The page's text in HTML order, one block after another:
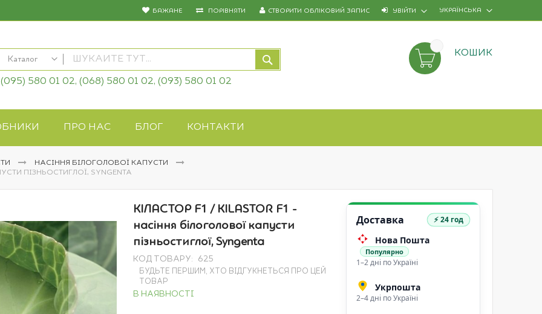
УКРАЇНСЬКА
БАЖАНЕ ПОРІВНЯТИ УВІЙТИ
СТВОРИТИ ОБЛІКОВИЙ ЗАПИС
Каталог
КАТАЛОГ
Біопрепарати
Газонна трава
Укривні матеріали
Товари для дому
Крупи оптом
Польові культури
(095) 580 01 02, (068) 580 01 02, (093) 580 01 02
КОШИК
ПРО НАС БЛОГ КОНТАКТИ
НАСІННЯ БІЛОГОЛОВОЇ КАПУСТИ
ПІЗНЬОСТИГЛОЇ, SYNGENTA
КІЛАСТОР F1 / KILASTOR F1 -
насіння білоголової капусти
пізньостиглої, Syngenta
КОД ТОВАРУ 625
БУДЬТЕ ПЕРШИМ, ХТО ВІДГУКНЕТЬСЯ ПРО ЦЕЙ
ТОВАР
В НАЯВНОСТІ
Доставка ⚡ 24 год
Нова Пошта
Популярно
1–2 дні по Україні
Укрпошта
2–4 дні по Україні